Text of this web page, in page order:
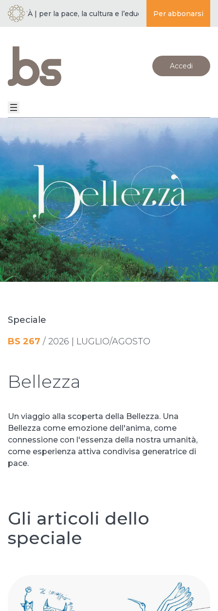
| per la pace, la cultura e l’educazione ·BUDDISMO E
Per abbonarsi
Accedi
Speciale
BS 267 / 2026 | LUGLIO/AGOSTO
Bellezza
Un viaggio alla scoperta della Bellezza. Una
Bellezza come emozione dell'anima, come
connessione con l'essenza della nostra umanità,
come esperienza attiva condivisa generatrice di
pace.
Gli articoli dello
speciale